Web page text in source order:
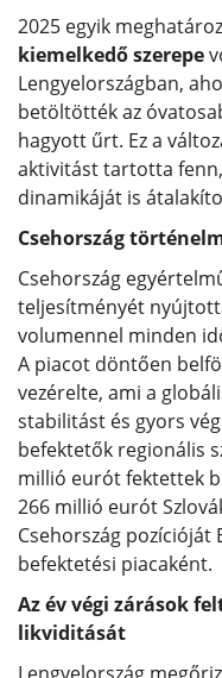
2025 egyik
kiemelkedő szerepe
Lengyelországban,
betöltötték az
hagyott űrt. Ez a
aktivitást tartotta
dinamikáját is
Csehország
Csehország
teljesítményét
volumennel minden
A piacot döntően
vezérelte, ami a
stabilitást és gyors
befektetők regionális
millió eurót fektettek
266 millió eurót
Csehország pozícióját
befektetési piacaként.
Az év végi zárások
likviditását